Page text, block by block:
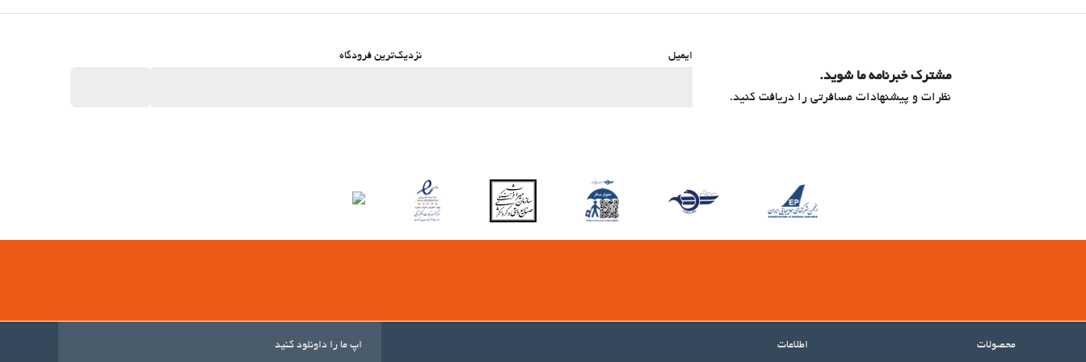
مشترک خبرنامه ما شوید.
نظرات و پیشنهادات مسافرتی را دریافت کنید.
ایمیل نزدیک‌ترین فرودگاه
اپ ما را داونلود کنید محصولات اطلاعات